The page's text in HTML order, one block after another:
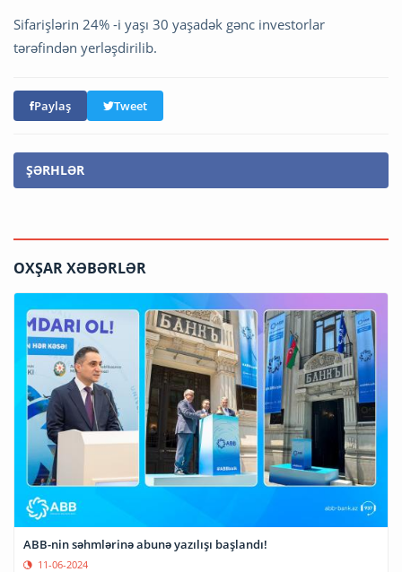
Sifarişlərin 24% -i yaşı 30 yaşadək gənc investorlar
tərəfindən yerləşdirilib.
Paylaş Tweet
ŞƏRHLƏR
OXŞAR XƏBƏRLƏR
ABB-nin səhmlərinə abunə yazılışı başlandı!
11-06-2024